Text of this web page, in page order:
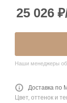
25 026 ₽
Наши менеджеры
Доставка по
Цвет, оттенок и